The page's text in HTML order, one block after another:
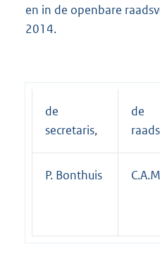
en in de openbare
2014.
de
secretaris,
de
P. Bonthuis